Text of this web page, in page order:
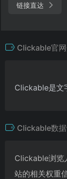
链接直达
Clickable官
Clickable是文
Clickable数
Clickable浏览
站的相关权重